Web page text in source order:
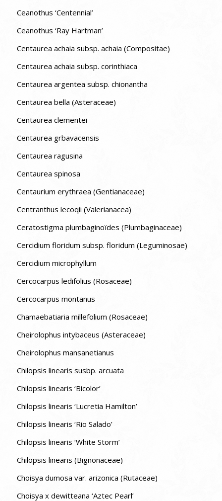
Ceanothus ‘Centennial’
Ceanothus ‘Ray Hartman’
Centaurea achaia subsp. achaia (Compositae)
Centaurea achaia subsp. corinthiaca
Centaurea argentea subsp. chionantha
Centaurea bella (Asteraceae)
Centaurea clementei
Centaurea grbavacensis
Centaurea ragusina
Centaurea spinosa
Centaurium erythraea (Gentianaceae)
Centranthus lecoqii (Valerianacea)
Ceratostigma plumbaginoïdes (Plumbaginaceae)
Cercidium floridum subsp. floridum (Leguminosae)
Cercidium microphyllum
Cercocarpus ledifolius (Rosaceae)
Cercocarpus montanus
Chamaebatiaria millefolium (Rosaceae)
Cheirolophus intybaceus (Asteraceae)
Cheirolophus mansanetianus
Chilopsis linearis susbp. arcuata
Chilopsis linearis ‘Bicolor’
Chilopsis linearis ‘Lucretia Hamilton’
Chilopsis linearis ‘Rio Salado’
Chilopsis linearis ‘White Storm’
Chilopsis linearis (Bignonaceae)
Choisya dumosa var. arizonica (Rutaceae)
Choisya x dewitteana ‘Aztec Pearl’